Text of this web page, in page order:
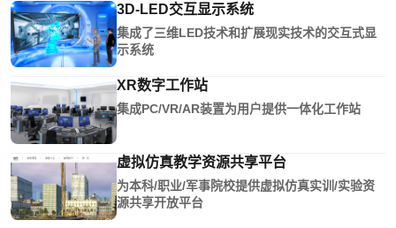
3D-LED交互显示系统
集成了三维LED技术和扩展现实技术的交互式显
示系统
XR数字工作站
集成PC/VR/AR装置为用户提供一体化工作站
虚拟仿真教学资源共享平台
为本科/职业/军事院校提供虚拟仿真实训/实验资
源共享开放平台